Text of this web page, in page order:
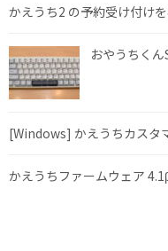
かえうち2 の予約受け付け
おやうちく
[Windows] かえうちカスタ
かえうちファームウェア